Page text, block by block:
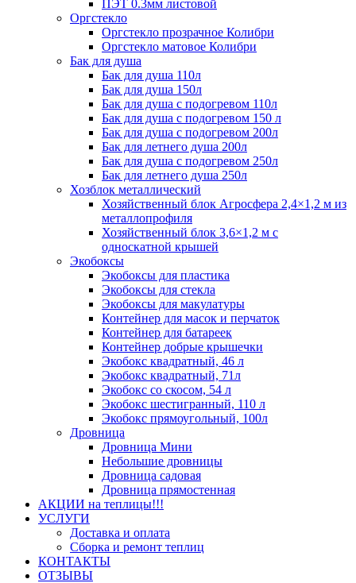
ПЭТ 0.3мм листовой
Оргстекло
Оргстекло прозрачное Колибри
Оргстекло матовое Колибри
Бак для душа
Бак для душа 110л
Бак для душа 150л
Бак для душа с подогревом 110л
Бак для душа с подогревом 150 л
Бак для душа с подогревом 200л
Бак для летнего душа 200л
Бак для душа с подогревом 250л
Бак для летнего душа 250л
Хозблок металлический
Хозяйственный блок Агросфера 2,4×1,2 м из
металлопрофиля
Хозяйственный блок 3,6×1,2 м с
односкатной крышей
Экобоксы
Экобоксы для пластика
Экобоксы для стекла
Экобоксы для макулатуры
Контейнер для масок и перчаток
Контейнер для батареек
Контейнер добрые крышечки
Экобокс квадратный, 46 л
Экобокс квадратный, 71л
Экобокс со скосом, 54 л
Экобокс шестигранный, 110 л
Экобокс прямоугольный, 100л
Дровница
Дровница Мини
Небольшие дровницы
Дровница садовая
Дровница прямостенная
АКЦИИ на теплицы!!!
УСЛУГИ
Доставка и оплата
Сборка и ремонт теплиц
КОНТАКТЫ
ОТЗЫВЫ